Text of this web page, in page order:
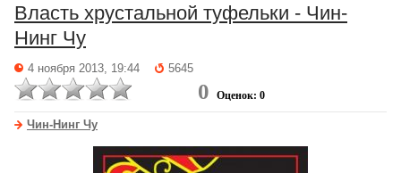
Власть хрустальной туфельки - Чин-
Нинг Чу
4 ноября 2013, 19:44 5645
0 Оценок: 0
Чин-Нинг Чу